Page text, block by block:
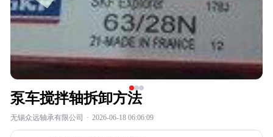
泵车搅拌轴拆卸方法
无锡众远轴承有限公司 · 2026-06-18 06:06:09